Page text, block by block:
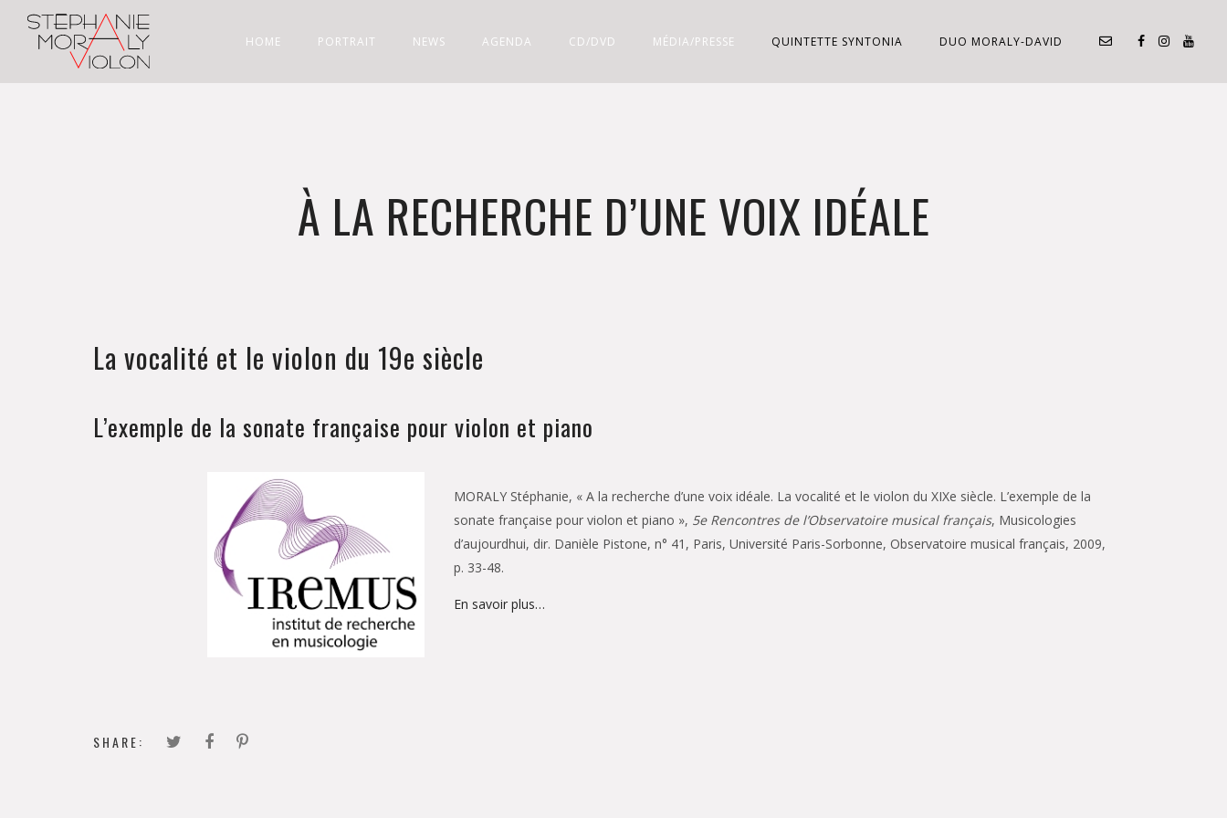
HOME PORTRAIT NEWS AGENDA CD/DVD MÉDIA/PRESSE QUINTETTE SYNTONIA DUO MORALY-DAVID
À LA RECHERCHE D’UNE VOIX IDÉALE
La vocalité et le violon du 19e siècle
L’exemple de la sonate française pour violon et piano
MORALY Stéphanie, « A la recherche d’une voix idéale. La vocalité et le violon du XIXe siècle. L’exemple de la
sonate française pour violon et piano », 5e Rencontres de l’Observatoire musical français, Musicologies
d’aujourdhui, dir. Danièle Pistone, n° 41, Paris, Université Paris-Sorbonne, Observatoire musical français, 2009,
p. 33-48.
En savoir plus…
SHARE: